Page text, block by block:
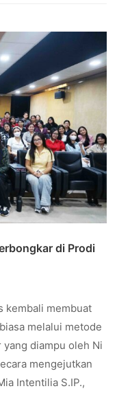
di Prodi
kembali membuat
melalui metode
diampu oleh Ni
mengejutkan
Intentilia S.IP.,